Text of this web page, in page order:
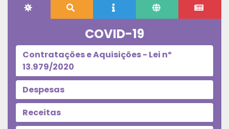
COVID-19
Contratações e Aquisições - Lei nº
13.979/2020
Despesas
Receitas